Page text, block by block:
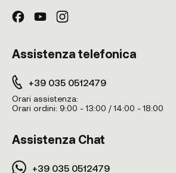
Assistenza telefonica
+39 035 0512479
Orari assistenza:
Orari ordini: 9:00 - 13:00 / 14:00 - 18:00
Assistenza Chat
+39 035 0512479